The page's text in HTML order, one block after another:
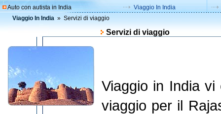
Auto con autista in India
Viaggio In India
Viaggio In India » Servizi di viaggio
Servizi di viaggio
Viaggio in India
viaggio per il